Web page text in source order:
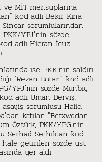
MİT mensuplarına
kod adlı Bekir Kına
sorumlularından
PKK/YPJ'nin sözde
adlı Hicran İcuz,
ise PKK'nın saldırı
"Rezan Botan" kod adlı
YPJ'nin sözde Münbiç
adlı Uman Derviş,
sorumlusu Halid
katılan "Berxwedan
Öztürk, PKK/YPG'nin
Serhad Serhildan kod
hale getirilen sözde üst
yer aldı.